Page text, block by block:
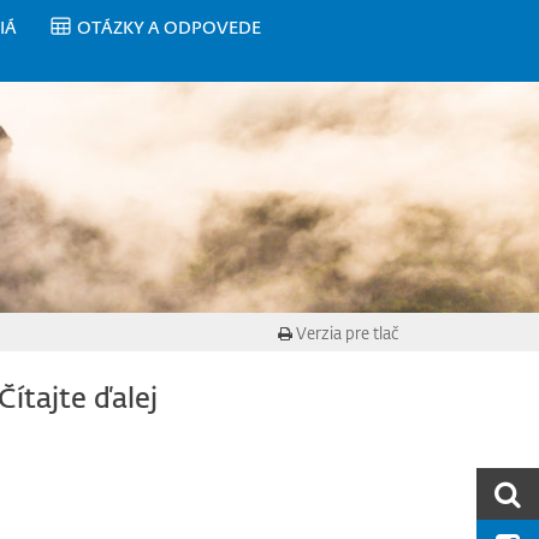
OTÁZKY A ODPOVEDE
Verzia pre tlač
ďalej